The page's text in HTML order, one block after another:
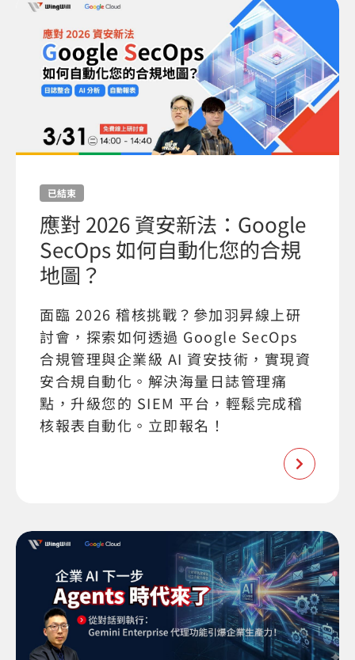
已結束
應對 2026 資安新法：Google
SecOps 如何自動化您的合規
地圖？
面臨 2026 稽核挑戰？參加羽昇線上研
討會，探索如何透過 Google SecOps
合規管理與企業級 AI 資安技術，實現資
安合規自動化。解決海量日誌管理痛
點，升級您的 SIEM 平台，輕鬆完成稽
核報表自動化。立即報名！